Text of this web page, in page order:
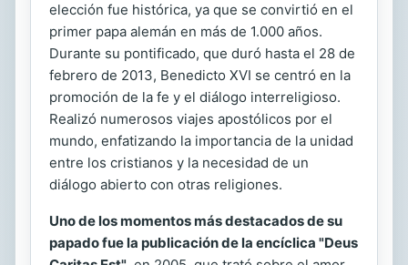
elección fue histórica, ya que se convirtió en el
primer papa alemán en más de 1.000 años.
Durante su pontificado, que duró hasta el 28 de
febrero de 2013, Benedicto XVI se centró en la
promoción de la fe y el diálogo interreligioso.
Realizó numerosos viajes apostólicos por el
mundo, enfatizando la importancia de la unidad
entre los cristianos y la necesidad de un
diálogo abierto con otras religiones.
Uno de los momentos más destacados de su
papado fue la publicación de la encíclica "Deus